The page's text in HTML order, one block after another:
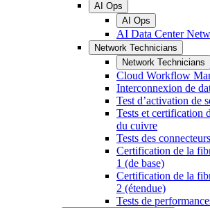
AI Ops
AI Ops
AI Data Center
Network Technicians
Network Technicians
Cloud Workflow
Interconnexion de
Test d’activation de
Tests et certification
du cuivre
Tests des
Certification de la
1 (de base)
Certification de la
2 (étendue)
Tests de